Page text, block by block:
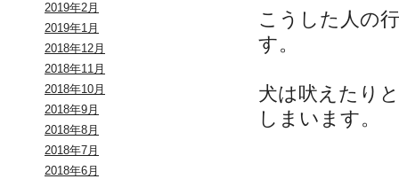
2019年2月
2019年1月
2018年12月
2018年11月
2018年10月
2018年9月
2018年8月
2018年7月
2018年6月
こうした人の
す。
犬は吠えたり
しまいます。